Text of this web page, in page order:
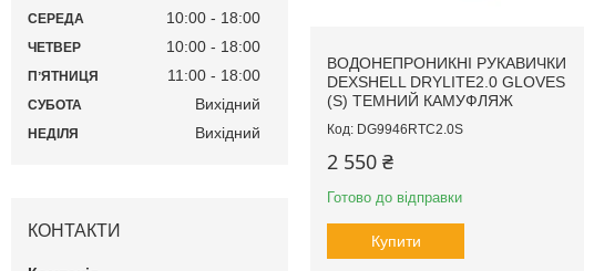
ВОДОНЕПРОНИКНІ РУКАВИЧКИ
DEXSHELL DRYLITE2.0 GLOVES
(S) ТЕМНИЙ КАМУФЛЯЖ
DG9946RTC2.0S
2 550 ₴
Готово до відправки
Купити
СЕРЕДА 10:00 18:00
ЧЕТВЕР 10:00 18:00
ПʼЯТНИЦЯ 11:00 18:00
СУБОТА Вихідний
НЕДІЛЯ Вихідний
КОНТАКТИ